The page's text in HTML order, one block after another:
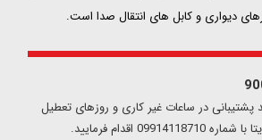
دیواری و کابل های انتقال صدا است.
پشتیبانی در ساعات غیر کاری و روزهای تعطیل
اقدام فرمایید.